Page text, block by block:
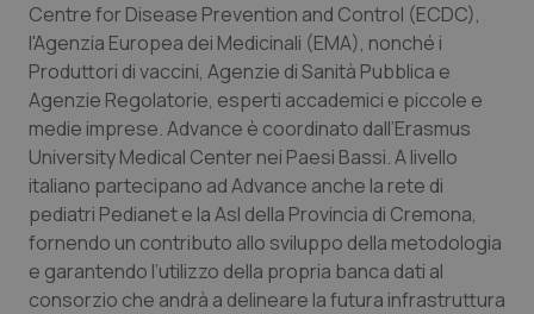
Liguria
Lombardia
Marche
Molise
Piemonte
Disturbi dell’umore
Dolore
Donna & Salute
Epatiti
HIV
Centre for Disease Prevention and Control (ECDC),
l'Agenzia Europea dei Medicinali (EMA), nonché i
Produttori di vaccini, Agenzie di Sanità Pubblica e
Agenzie Regolatorie, esperti accademici e piccole e
medie imprese. Advance è coordinato dall’Erasmus
University Medical Center nei Paesi Bassi. A livello
italiano partecipano ad Advance anche la rete di
pediatri Pedianet e la Asl della Provincia di Cremona,
fornendo un contributo allo sviluppo della metodologia
e garantendo l’utilizzo della propria banca dati al
consorzio che andrà a delineare la futura infrastruttura